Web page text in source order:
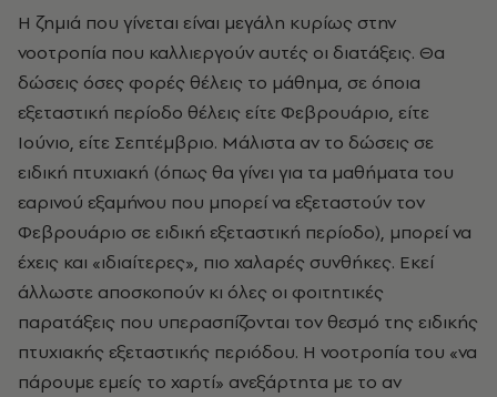
Η ζημιά που γίνεται είναι μεγάλη κυρίως στην
νοοτροπία που καλλιεργούν αυτές οι διατάξεις. Θα
δώσεις όσες φορές θέλεις το μάθημα, σε όποια
εξεταστική περίοδο θέλεις είτε Φεβρουάριο, είτε
Ιούνιο, είτε Σεπτέμβριο. Μάλιστα αν το δώσεις σε
ειδική πτυχιακή (όπως θα γίνει για τα μαθήματα του
εαρινού εξαμήνου που μπορεί να εξεταστούν τον
Φεβρουάριο σε ειδική εξεταστική περίοδο), μπορεί να
έχεις και «ιδιαίτερες», πιο χαλαρές συνθήκες. Εκεί
άλλωστε αποσκοπούν κι όλες οι φοιτητικές
παρατάξεις που υπερασπίζονται τον θεσμό της ειδικής
πτυχιακής εξεταστικής περιόδου. Η νοοτροπία του «να
πάρουμε εμείς το χαρτί» ανεξάρτητα με το αν